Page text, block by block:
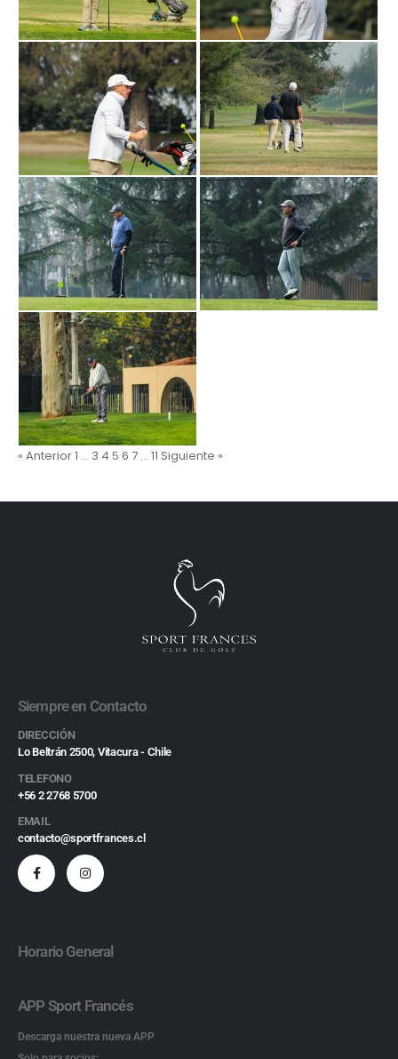
« Anterior1 … 3 4 5 6 7 … 11 Siguiente »
Siempre en Contacto
DIRECCIÓN
Lo Beltrán 2500, Vitacura - Chile
TELEFONO
+56 2 2768 5700
EMAIL
contacto@sportfrances.cl
Horario General
APP Sport Francés
Descarga nuestra nueva APP